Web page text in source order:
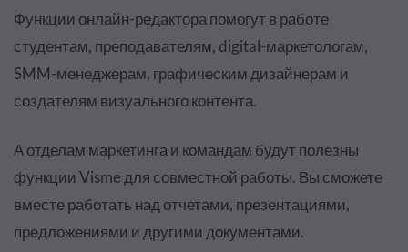
Функции онлайн-редактора помогут в работе
студентам, преподавателям, digital-маркетологам,
SMM-менеджерам, графическим дизайнерам и
создателям визуального контента.
А отделам маркетинга и командам будут полезны
функции Visme для совместной работы. Вы сможете
вместе работать над отчетами, презентациями,
предложениями и другими документами.